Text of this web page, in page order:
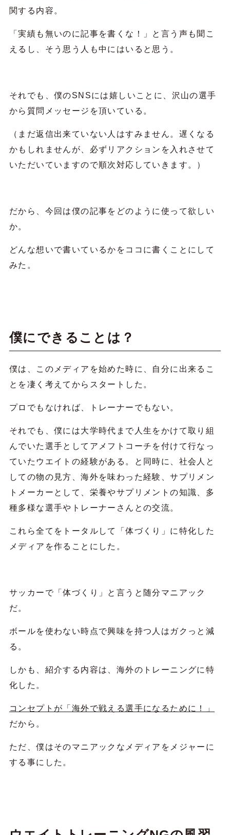
関する内容。
「実績も無いのに記事を書くな！」と言う声も聞こ
えるし、そう思う人も中にはいると思う。
それでも、僕のSNSには嬉しいことに、沢山の選手
から質問メッセージを頂いている。
（まだ返信出来ていない人はすみません。遅くなる
かもしれませんが、必ずリアクションを入れさせて
いただいていますので順次対応していきます。）
だから、今回は僕の記事をどのように使って欲しい
か。
どんな想いで書いているかをココに書くことにして
みた。
僕にできることは？
僕は、このメディアを始めた時に、自分に出来るこ
とを凄く考えてからスタートした。
プロでもなければ、トレーナーでもない。
それでも、僕には大学時代まで人生をかけて取り組
んでいた選手としてアメフトコーチを付けて行なっ
ていたウエイトの経験がある。と同時に、社会人と
しての物の見方、海外を味わった経験、サプリメン
トメーカーとして、栄養やサプリメントの知識、多
種多様な選手やトレーナーさんとの交流。
これら全てをトータルして「体づくり」に特化した
メディアを作ることにした。
サッカーで「体づくり」と言うと随分マニアック
だ。
ボールを使わない時点で興味を持つ人はガクっと減
る。
しかも、紹介する内容は、海外のトレーニングに特
化した。
コンセプトが「海外で戦える選手になるために！」
だから。
ただ、僕はそのマニアックなメディアをメジャーに
する事にした。